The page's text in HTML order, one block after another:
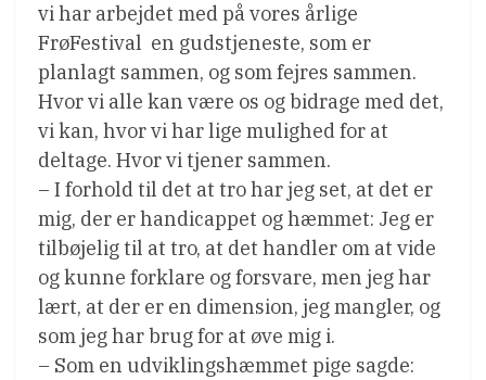
vi har arbejdet med på vores årlige
FrøFestival  en gudstjeneste, som er
planlagt sammen, og som fejres sammen.
Hvor vi alle kan være os og bidrage med det,
vi kan, hvor vi har lige mulighed for at
deltage. Hvor vi tjener sammen.
– I forhold til det at tro har jeg set, at det er
mig, der er handicappet og hæmmet: Jeg er
tilbøjelig til at tro, at det handler om at vide
og kunne forklare og forsvare, men jeg har
lært, at der er en dimension, jeg mangler, og
som jeg har brug for at øve mig i.
– Som en udviklingshæmmet pige sagde: